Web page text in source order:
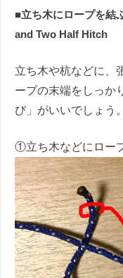
■立ち木にロープを結
and Two Half Hitch
立ち木や杭などに、
ープの末端をしっか
び」がいいでしょう
①立ち木などにロー